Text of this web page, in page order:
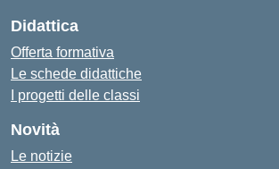
Didattica
Offerta formativa
Le schede didattiche
I progetti delle classi
Novità
Le notizie